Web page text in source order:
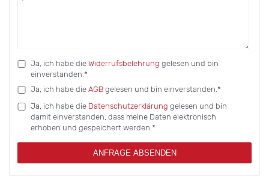
Ja, ich habe die Widerrufsbelehrung gelesen und bin
einverstanden.*
Ja, ich habe die AGB gelesen und bin einverstanden.*
Ja, ich habe die Datenschutzerklärung gelesen und bin
damit einverstanden, dass meine Daten elektronisch
erhoben und gespeichert werden.*
ANFRAGE ABSENDEN